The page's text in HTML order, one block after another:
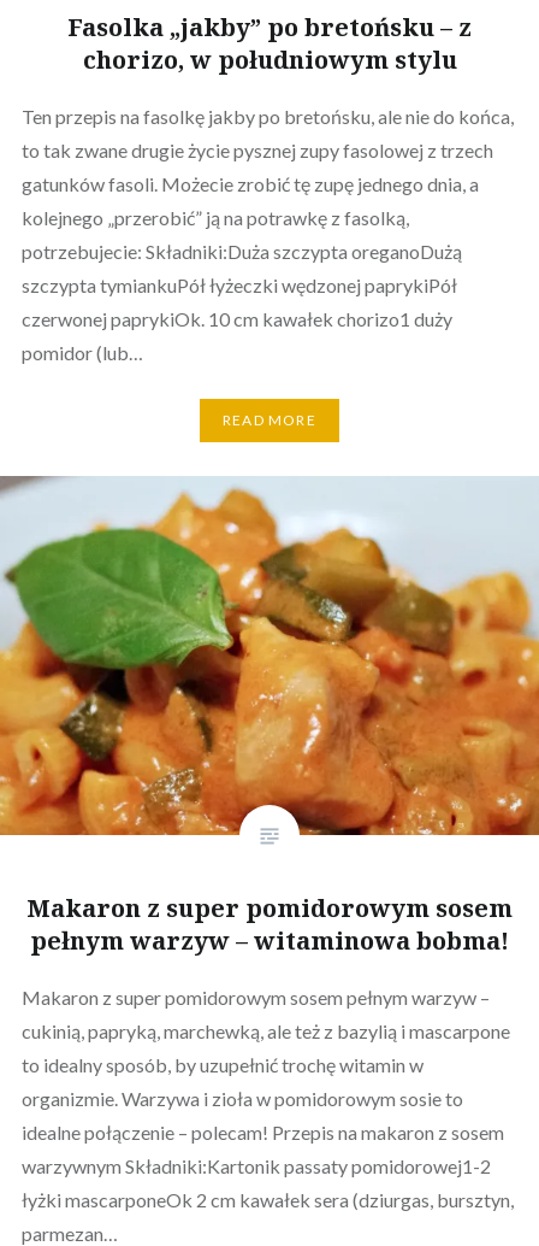
Fasolka „jakby” po bretońsku – z
chorizo, w południowym stylu
Ten przepis na fasolkę jakby po bretońsku, ale nie do końca,
to tak zwane drugie życie pysznej zupy fasolowej z trzech
gatunków fasoli. Możecie zrobić tę zupę jednego dnia, a
kolejnego „przerobić” ją na potrawkę z fasolką,
potrzebujecie: Składniki:Duża szczypta oreganoDużą
szczypta tymiankuPół łyżeczki wędzonej paprykiPół
czerwonej paprykiOk. 10 cm kawałek chorizo1 duży
pomidor (lub…
READ MORE
Makaron z super pomidorowym sosem
pełnym warzyw – witaminowa bobma!
Makaron z super pomidorowym sosem pełnym warzyw –
cukinią, papryką, marchewką, ale też z bazylią i mascarpone
to idealny sposób, by uzupełnić trochę witamin w
organizmie. Warzywa i zioła w pomidorowym sosie to
idealne połączenie – polecam! Przepis na makaron z sosem
warzywnym Składniki:Kartonik passaty pomidorowej1-2
łyżki mascarponeOk 2 cm kawałek sera (dziurgas, bursztyn,
parmezan…